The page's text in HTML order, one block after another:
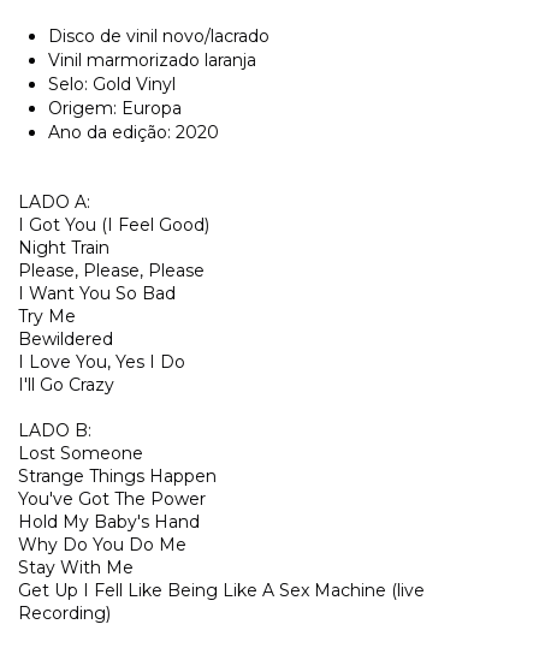
Disco de vinil novo/lacrado
Vinil marmorizado laranja
Selo: Gold Vinyl
Origem: Europa
Ano da edição: 2020
LADO A:
I Got You (I Feel Good)
Night Train
Please, Please, Please
I Want You So Bad
Try Me
Bewildered
I Love You, Yes I Do
I'll Go Crazy
LADO B:
Lost Someone
Strange Things Happen
You've Got The Power
Hold My Baby's Hand
Why Do You Do Me
Stay With Me
Get Up I Fell Like Being Like A Sex Machine (live
Recording)